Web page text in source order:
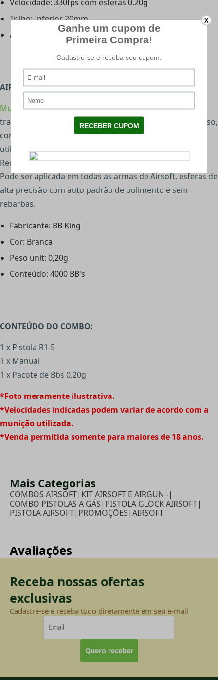
Velocidade: 330fps com esferas 0,20g
Trilho: Inferior 20mm
Alcance Efetivo: 40 metros
AIRSOFT BBS MUNIÇÃO 0.20 G
Munição Airsoftcom pacote com zip/lock, que permite
transporte e armazenamento mesmo após o primeiro uso,
consegui abrir e fechar o pacote, somente quando for
utilizar.
Recomendado para AIRSOFT de maior pressão.
Pode ser aplicada em todas as armas de Airsoft, esferas de
alta precisão com auto padrão de polimento e sem
rebarbas.
Fabricante: BB King
Cor: Branca
Peso unit: 0,20g
Conteúdo: 4000 BB's
CONTEÚDO DO COMBO:
1 x Pistola R1-5
1 x Manual
1 x Pacote de Bbs 0,20g
*Foto meramente ilustrativa.
*Velocidades indicadas podem variar de acordo com a
munição utilizada.
*Venda permitida somente para maiores de 18 anos.
Mais Categorias
COMBOS AIRSOFT| KIT AIRSOFT E AIRGUN -|
COMBO PISTOLAS A GÁS| PISTOLA GLOCK AIRSOFT|
PISTOLA AIRSOFT| PROMOÇÕES|AIRSOFT
Avaliações
Receba nossas ofertas
exclusivas
Cadastre-se e receba tudo diretamente em seu e-mail
Quero receber
X